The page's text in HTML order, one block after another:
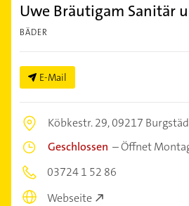
Uwe Bräutigam Sanitär
BÄDER
E-Mail
Köbkestr. 29,09217
Geschlossen –Öffnet
03724 1 52 86
Webseite